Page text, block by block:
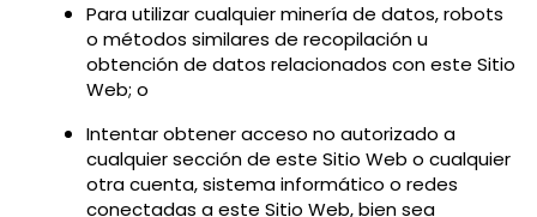
Para utilizar cualquier minería de datos, robots
o métodos similares de recopilación u
obtención de datos relacionados con este Sitio
Web; o
Intentar obtener acceso no autorizado a
cualquier sección de este Sitio Web o cualquier
otra cuenta, sistema informático o redes
conectadas a este Sitio Web, bien sea